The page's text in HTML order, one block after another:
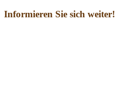
Informieren Sie sich weiter!